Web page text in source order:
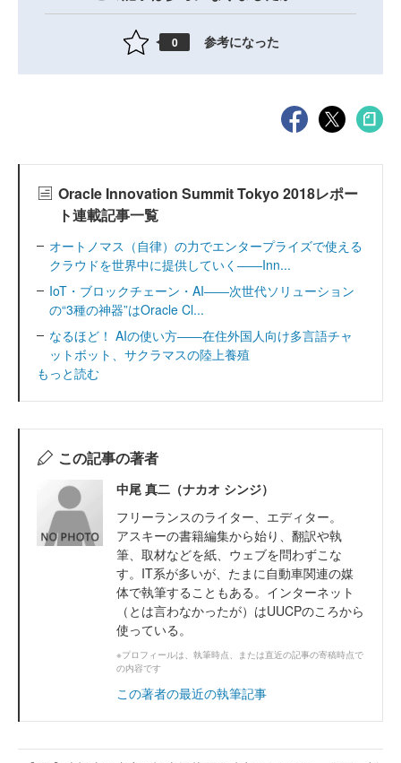
0 参考になった
Oracle Innovation Summit Tokyo 2018レポー
ト連載記事一覧
オートノマス（自律）の力でエンタープライズで使える
クラウドを世界中に提供していく――Inn...
IoT・ブロックチェーン・AI――次世代ソリューション
の“3種の神器”はOracle Cl...
なるほど！ AIの使い方――在住外国人向け多言語チャ
ットボット、サクラマスの陸上養殖
もっと読む
この記事の著者
中尾 真二（ナカオ シンジ）
フリーランスのライター、エディター。
アスキーの書籍編集から始り、翻訳や執
筆、取材などを紙、ウェブを問わずこな
す。IT系が多いが、たまに自動車関連の媒
体で執筆することもある。インターネット
（とは言わなかったが）はUUCPのころから
使っている。
※プロフィールは、執筆時点、または直近の記事の寄稿時点で
の内容です
この著者の最近の執筆記事